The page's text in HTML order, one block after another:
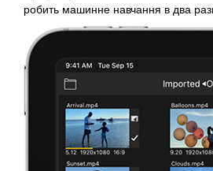
робить машинне навчання в два